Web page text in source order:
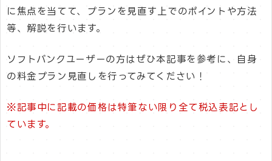
に焦点を当てて、プランを見直す上でのポイントや方法
等、解説を行います。
ソフトバンクユーザーの方はぜひ本記事を参考に、自身
の料金プラン見直しを行ってみてください！
※記事中に記載の価格は特筆ない限り全て税込表記とし
ています。